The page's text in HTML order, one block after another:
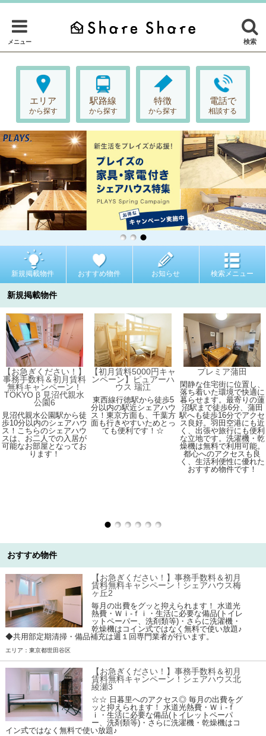
メニュー 検索
エリア
から探す
駅路線
から探す
特徴
から探す
電話で
相談する
新規掲載物件 おすすめ物件 お知らせ 検索メニュー
新規掲載物件
【お急ぎください！】
事務手数料＆初月賃料
無料キャンペーン！
TOKYO β 見沼代親水
公園6
見沼代親水公園駅から徒
歩10分以内のシェアハウ
ス！こちらのシェアハウ
スは、お二人での入居が
可能なお部屋となってお
ります！
【初月賃料5000円キャ
ンペーン】ピュアーハ
ウス 瑞江
東西線行徳駅から徒歩5
分以内の駅近シェアハウ
ス！東京方面も、千葉方
面も行きやすいためとっ
ても便利です！☆
プレミア蒲田
閑静な住宅街に位置し、
落ち着いた環境で快適に
暮らせます。最寄りの蓮
沼駅まで徒歩6分、蒲田
駅へも徒歩16分でアクセ
ス良好。羽田空港にも近
く、出張や旅行にも便利
な立地です。洗濯機・乾
燥機は無料で利用可能。
都心へのアクセスも良
く、生活利便性に優れた
おすすめ物件です！
おすすめ物件
【お急ぎください！】事務手数料＆初月
賃料無料キャンペーン！シェアハウス梅
ヶ丘2
毎月の出費をグッと抑えられます！ 水道光
熱費・Ｗｉ-ｆｉ・生活に必要な備品(トイレ
ットペーパー、洗剤類等)・さらに洗濯機・
乾燥機はコイン式ではなく無料で使い放題♪
◆共用部定期清掃・備品補充は週１回専門業者が行います。
エリア：東京都世田谷区
【お急ぎください！】事務手数料＆初月
賃料無料キャンペーン！シェアハウス北
綾瀬3
☆☆ 日暮里へのアクセス◎ 毎月の出費をグ
ッと抑えられます！ 水道光熱費・Ｗｉ-ｆ
ｉ・生活に必要な備品(トイレットペーパ
ー、洗剤類等)・さらに洗濯機・乾燥機はコ
イン式ではなく無料で使い放題♪